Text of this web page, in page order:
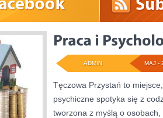
MAJ -
ADMIN
Tęczowa Przystań to
psychiczne spotyka się z
tworzona z myślą o